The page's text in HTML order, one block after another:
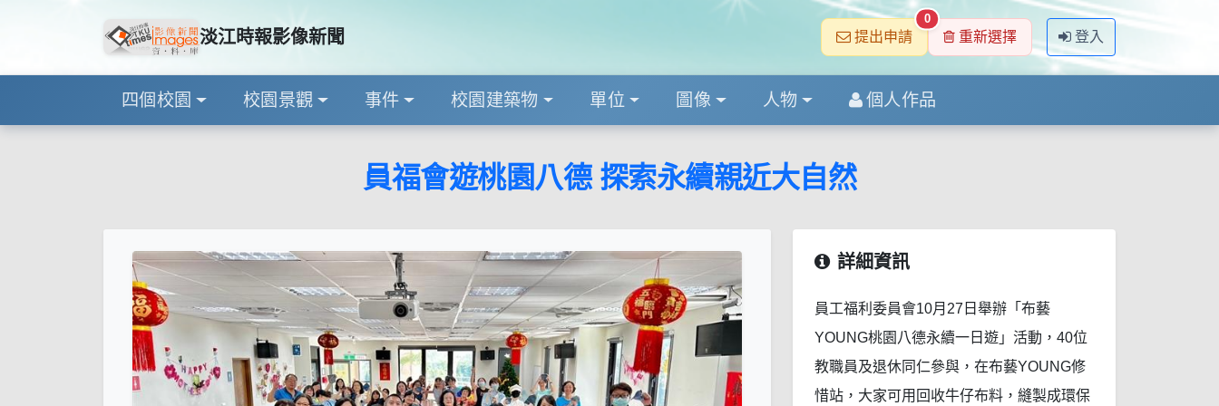
淡江時報影像新聞 提出申請
0
重新選擇 登入
四個校園 校園景觀 事件 校園建築物 單位 圖像 人物 個人作品
員福會遊桃園八德 探索永續親近大自然
詳細資訊
員工福利委員會10月27日舉辦「布藝
YOUNG桃園八德永續一日遊」活動，40位
教職員及退休同仁參與，在布藝YOUNG修
惜站，大家可用回收牛仔布料，縫製成環保